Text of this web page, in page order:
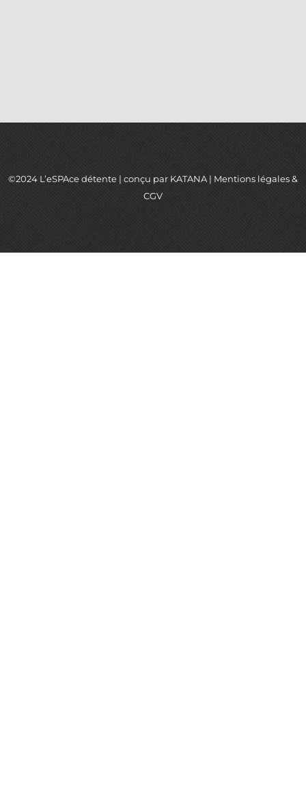
©2024 L’eSPAce détente | conçu par KATANA | Mentions légales&
CGV